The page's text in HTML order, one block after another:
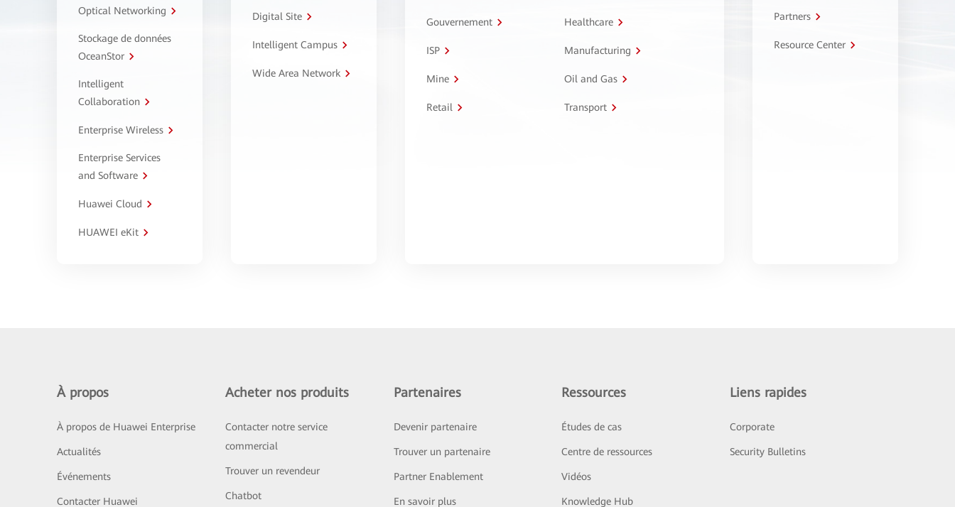
Optical Networking
Stockage de données
OceanStor
Intelligent
Collaboration
Enterprise Wireless
Enterprise Services
and Software
Huawei Cloud
HUAWEI eKit
Digital Site
Intelligent Campus
Wide Area Network
Gouvernement Healthcare
ISP Manufacturing
Mine Oil and Gas
Retail Transport
Partners
Resource Center
À propos
À propos de Huawei Enterprise
Actualités
Événements
Contacter Huawei
Acheter nos produits
Contacter notre service
commercial
Trouver un revendeur
Chatbot
Partenaires
Devenir partenaire
Trouver un partenaire
Partner Enablement
En savoir plus
Ressources
Études de cas
Centre de ressources
Vidéos
Knowledge Hub
Liens rapides
Corporate
Security Bulletins